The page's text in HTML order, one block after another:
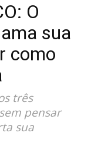
O
sua
como
três
pensar
sua